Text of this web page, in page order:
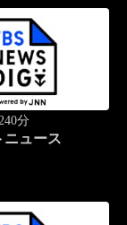
分
ニュース